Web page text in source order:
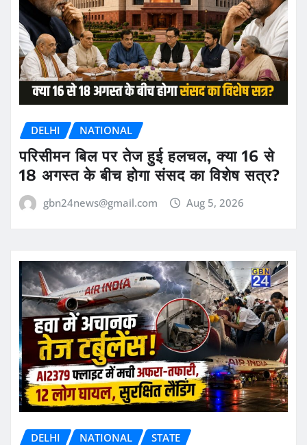
DELHI NATIONAL
परिसीमन बिल पर तेज हुई हलचल, क्या 16 से
18 अगस्त के बीच होगा संसद का विशेष सत्र?
gbn24news@gmail.com Aug 5, 2026
DELHI NATIONAL STATE